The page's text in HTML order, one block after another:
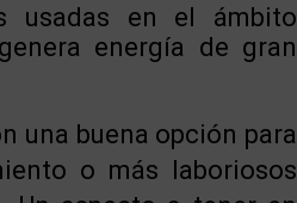
usadas en el ámbito
energía de gran
una buena opción para
o más laboriosos